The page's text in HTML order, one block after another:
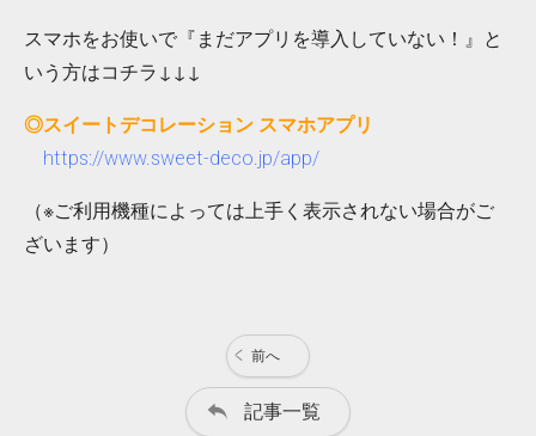
スマホをお使いで『まだアプリを導入していない！』と
いう方はコチラ↓↓↓
◎スイートデコレーション スマホアプリ
https://www.sweet-deco.jp/app/
（※ご利用機種によっては上手く表示されない場合がご
ざいます）
前へ
記事一覧